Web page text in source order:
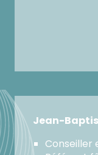
Jean-
Conseiller